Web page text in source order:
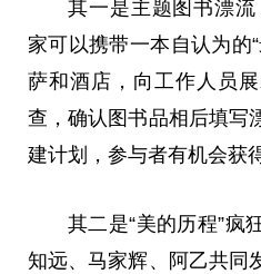
其一是主题图书漂
家可以携带一本自认为的
萨和酒店，向工作人员
查，确认图书品相后填写
建计划，参与者有机会获
其二是“美的历程”疯
知远、马家辉、阿乙共同